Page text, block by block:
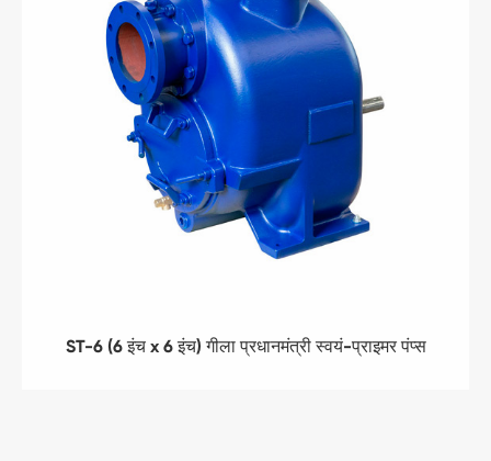
ST-6 (6 इंच x 6 इंच) गीला प्रधानमंत्री स्वयं-प्राइमर पंप्स